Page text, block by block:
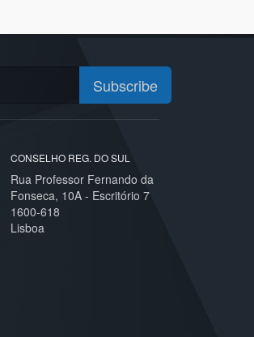
Subscribe
CONSELHO REG. DO SUL
Rua Professor Fernando da
Fonseca, 10A - Escritório 7
1600-618
Lisboa